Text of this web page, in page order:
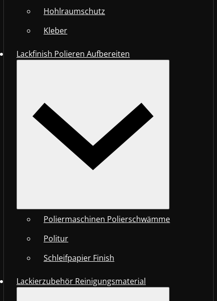
Hohlraumschutz
Kleber
Lackfinish Polieren Aufbereiten
Poliermaschinen Polierschwämme
Politur
Schleifpapier Finish
Lackierzubehör Reinigungsmaterial